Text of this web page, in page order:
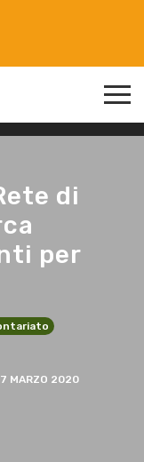
di
per
MARZO 2020